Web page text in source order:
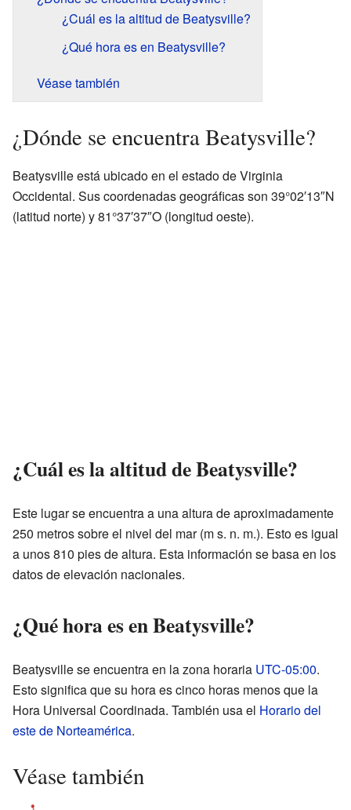
¿Cuál es la altitud de Beatysville?
¿Qué hora es en Beatysville?
Véase también
¿Dónde se encuentra Beatysville?
Beatysville está ubicado en el estado de Virginia
Occidental. Sus coordenadas geográficas son 39°02′13″N
(latitud norte) y 81°37′37″O (longitud oeste).
¿Cuál es la altitud de Beatysville?
Este lugar se encuentra a una altura de aproximadamente
250 metros sobre el nivel del mar (m s. n. m.). Esto es igual
a unos 810 pies de altura. Esta información se basa en los
datos de elevación nacionales.
¿Qué hora es en Beatysville?
Beatysville se encuentra en la zona horaria UTC-05:00.
Esto significa que su hora es cinco horas menos que la
Hora Universal Coordinada. También usa el Horario del
este de Norteamérica.
Véase también